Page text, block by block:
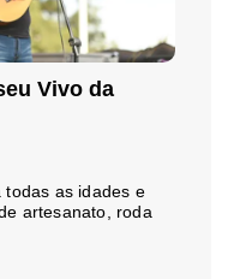
Vivo da
as idades e
artesanato, roda